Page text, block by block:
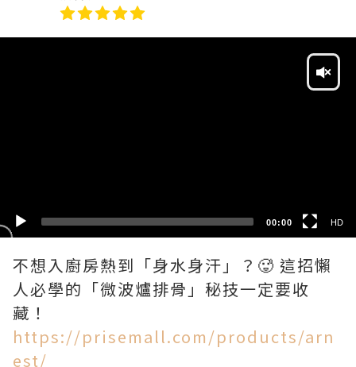
00:00 HD
不想入廚房熱到「身水身汗」？🥵 這招懶
人必學的「微波爐排骨」秘技一定要收
https://prisemall.com/products/arn
est/